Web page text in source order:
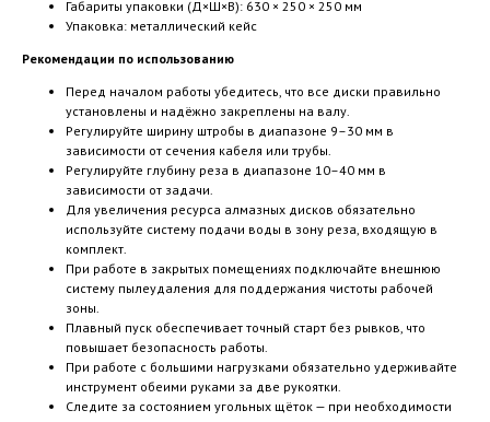
Габариты упаковки (Д×Ш×В): 630 × 250 × 250 мм
Упаковка: металлический кейс
Рекомендации по использованию
Перед началом работы убедитесь, что все диски правильно
установлены и надёжно закреплены на валу.
Регулируйте ширину штробы в диапазоне 9–30 мм в
зависимости от сечения кабеля или трубы.
Регулируйте глубину реза в диапазоне 10–40 мм в
зависимости от задачи.
Для увеличения ресурса алмазных дисков обязательно
используйте систему подачи воды в зону реза, входящую в
комплект.
При работе в закрытых помещениях подключайте внешнюю
систему пылеудаления для поддержания чистоты рабочей
зоны.
Плавный пуск обеспечивает точный старт без рывков, что
повышает безопасность работы.
При работе с большими нагрузками обязательно удерживайте
инструмент обеими руками за две рукоятки.
Следите за состоянием угольных щёток — при необходимости